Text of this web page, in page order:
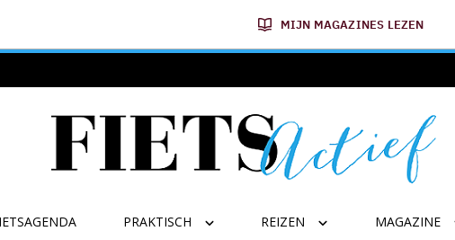
MIJN MAGAZINES LEZEN
PRAKTISCH REIZEN MAGAZINE